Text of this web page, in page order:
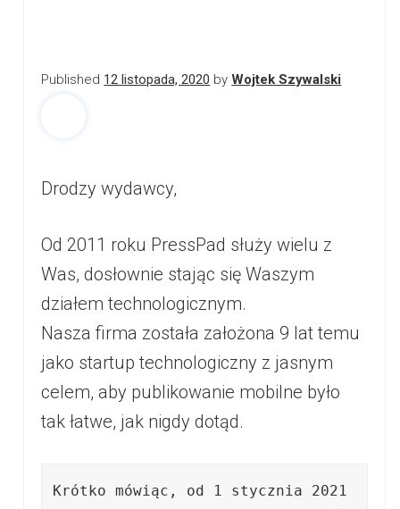
Published 12 listopada, 2020 byWojtek Szywalski
Drodzy wydawcy,
Od 2011 roku PressPad służy wielu z
Was, dosłownie stając się Waszym
działem technologicznym.
Nasza firma została założona 9 lat temu
jako startup technologiczny z jasnym
celem, aby publikowanie mobilne było
tak łatwe, jak nigdy dotąd.
Krótko mówiąc, od 1 stycznia 2021